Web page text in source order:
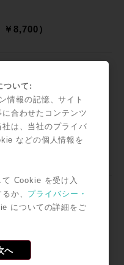
8,700）
RENEWAL –
ョン 学生・教職員向け
8,700）
NEW – Edu
ョン 教育機関向け 新
ついて:
情報の記憶、サイト
合わせたコンテンツ
は、当社のプライバ
などの個人情報を
て Cookie を受け入
か、 プライバシー・
についての詳細をご
へ